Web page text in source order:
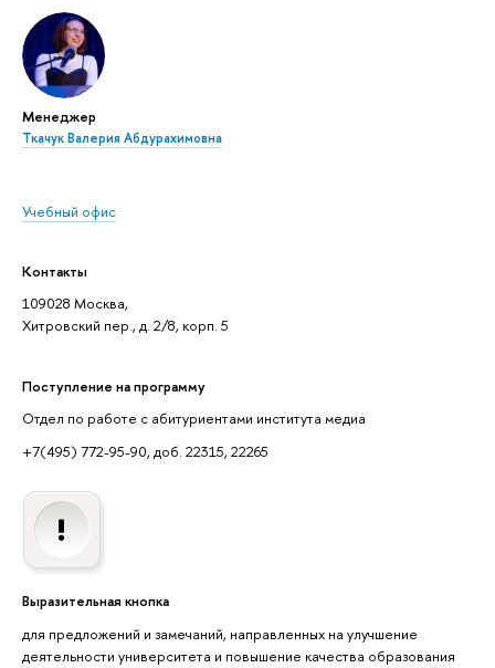
Менеджер
Ткачук Валерия Абдурахимовна
Учебный офис
Контакты
109028 Москва,
Хитровский пер., д. 2/8, корп. 5
Поступление на программу
Отдел по работе с абитуриентами института медиа
+7(495) 772-95-90, доб. 22315, 22265
Выразительная кнопка
для предложений и замечаний, направленных на улучшение
деятельности университета и повышение качества образования